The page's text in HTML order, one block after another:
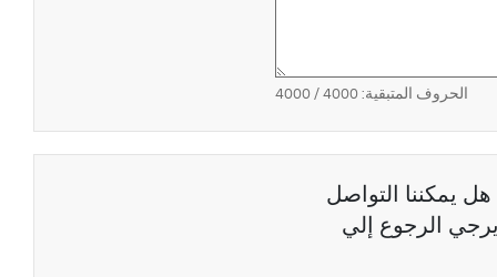
الحروف المتبقية:4000
/ 4000
يمكننا التواصل
الرجوع إلي